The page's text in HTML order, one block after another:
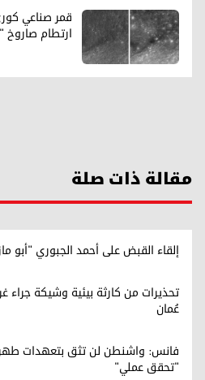
قمر صناعي
ارتطام
مقالة ذات صلة
إلقاء القبض على أحمد الجبوري "أبو
تحذيرات من كارثة بيئية وشيكة جراء
عُمان
فانس: واشنطن لن تثق بتعهدات
"تحقق عملي"